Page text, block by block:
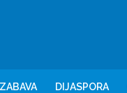
ZABAVA DIJASPORA